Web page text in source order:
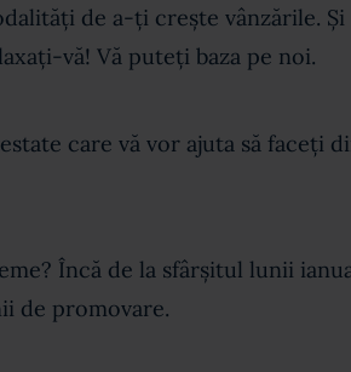
de a-ți crește vânzările. Și
vă! Vă puteți baza pe noi.
care vă vor ajuta să faceți
Încă de la sfârșitul lunii
de promovare.